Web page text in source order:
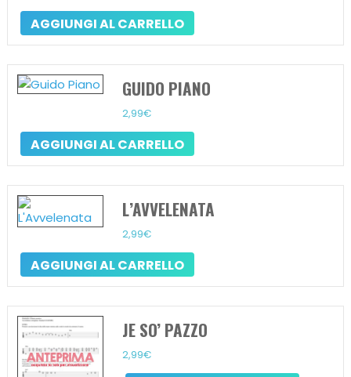
AGGIUNGI AL CARRELLO
GUIDO PIANO
2,99€
AGGIUNGI AL CARRELLO
L’AVVELENATA
2,99€
AGGIUNGI AL CARRELLO
JE SO’ PAZZO
2,99€